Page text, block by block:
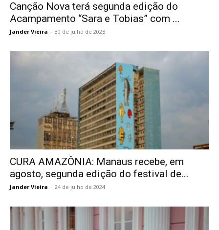
Canção Nova terá segunda edição do
Acampamento “Sara e Tobias” com ...
Jander Vieira - 30 de julho de 2025
CURA AMAZÔNIA: Manaus recebe, em
agosto, segunda edição do festival de...
Jander Vieira - 24 de julho de 2024